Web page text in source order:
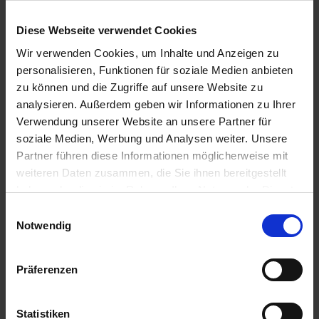
Diese Webseite verwendet Cookies
Wir verwenden Cookies, um Inhalte und Anzeigen zu
personalisieren, Funktionen für soziale Medien anbieten
zu können und die Zugriffe auf unsere Website zu
analysieren. Außerdem geben wir Informationen zu Ihrer
Verwendung unserer Website an unsere Partner für
soziale Medien, Werbung und Analysen weiter. Unsere
Partner führen diese Informationen möglicherweise mit
weiteren Daten zusammen, die Sie ihnen bereitgestellt
haben oder die sie im Rahmen Ihrer Nutzung der Dienste
Notwendig
Präferenzen
Statistiken
28,71 € / St
IN DEN
WARENKORB
Exaktstriegel II
123,55 € / St
IN DEN
WARENKORB
Anmelden für Ihren persönlichen Preis
4,37 €
5,20 €
inkl. 19% MwSt.